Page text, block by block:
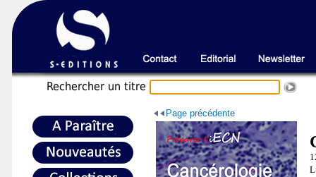
Rechercher un titre
Page précédente